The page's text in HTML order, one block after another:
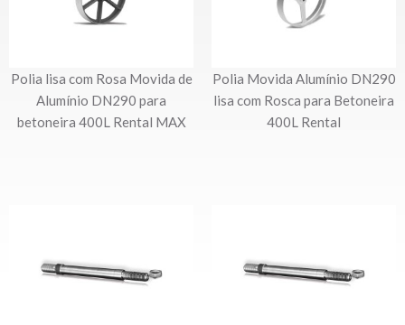
Polia lisa com Rosa Movida de
Alumínio DN290 para
betoneira 400L Rental MAX
Polia Movida Alumínio DN290
lisa com Rosca para Betoneira
400L Rental